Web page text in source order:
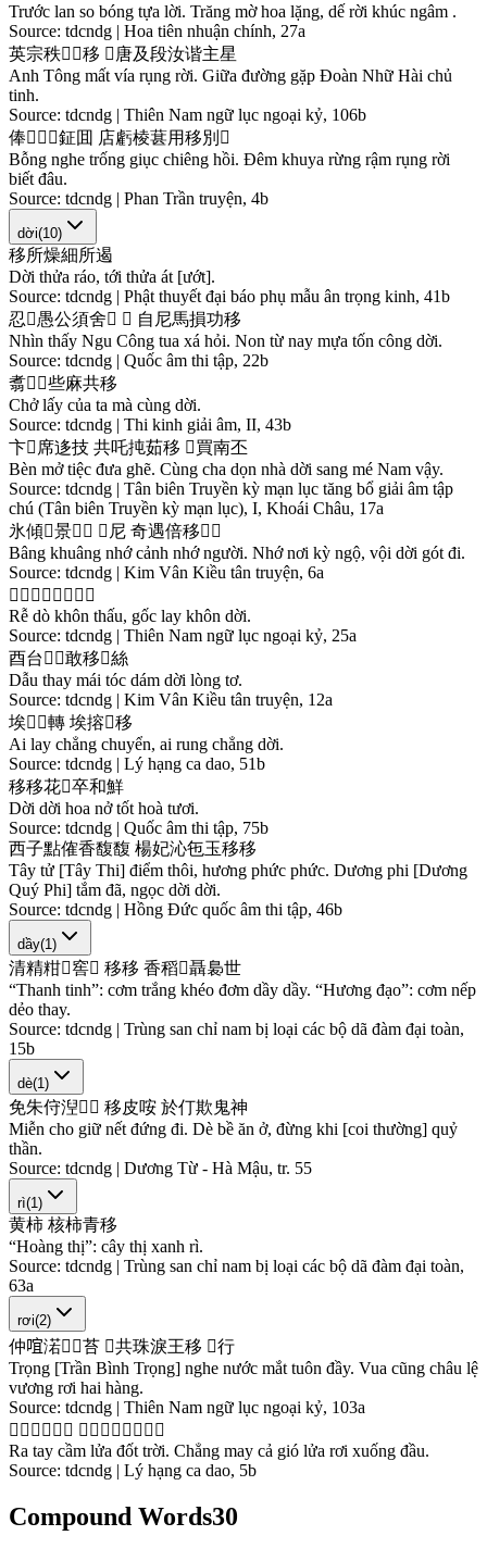
Trước lan so bóng tựa lời. Trăng mờ hoa lặng, dế rời khúc ngâm .
Source: tdcndg | Hoa tiên nhuận chính, 27a
英宗秩𤽶 𠖿移 𫡉 唐及段汝谐主星
Anh Tông mất vía rụng rời. Giữa đường gặp Đoàn Nhữ Hài chủ
tinh.
Source: tdcndg | Thiên Nam ngữ lục ngoại kỷ, 106b
俸𦖑 𤿰 𠽖鉦囬 店虧棱葚用移別 󰠲
Bỗng nghe trống giục chiêng hồi. Đêm khuya rừng rậm rụng rời
biết đâu.
Source: tdcndg | Phan Trần truyện, 4b
dời(10)
移所燥細所遏
Dời thửa ráo, tới thửa át [ướt].
Source: tdcndg | Phật thuyết đại báo phụ mẫu ân trọng kinh, 41b
忍𧡊愚公須舍𠳨 𡽫 自 尼馬損功移
Nhìn thấy Ngu Công tua xá hỏi. Non từ nay mựa tốn công dời.
Source: tdcndg | Quốc âm thi tập, 22b
翥𥙩 𧵑些麻共移
Chở lấy của ta mà cùng dời.
Source: tdcndg | Thi kinh giải âm, II, 43b
卞𩦓 席迻技 共吒扽茹移 𢀨買南丕
Bèn mở tiệc đưa ghẽ. Cùng cha dọn nhà dời sang mé Nam vậy.
Source: tdcndg | Tân biên Truyền kỳ mạn lục tăng bổ giải âm tập
chú (Tân biên Truyền kỳ mạn lục), I, Khoái Châu, 17a
氷傾𢖵景𢖵 𠊛 𢖵 尼 奇遇倍移𨃴 𠫾
Bâng khuâng nhớ cảnh nhớ người. Nhớ nơi kỳ ngộ, vội dời gót đi.
Source: tdcndg | Kim Vân Kiều tân truyện, 6a
𣑶 𠱋 坤 透 㭲 𢯦 坤 移
Rễ dò khôn thấu, gốc lay khôn dời.
Source: tdcndg | Thiên Nam ngữ lục ngoại kỷ, 25a
酉台 𠃅 𩯀敢移𢚸絲
Dẫu thay mái tóc dám dời lòng tơ.
Source: tdcndg | Kim Vân Kiều tân truyện, 12a
埃𢯦 𫽄轉 埃搈𫽄移
Ai lay chẳng chuyển, ai rung chẳng dời.
Source: tdcndg | Lý hạng ca dao, 51b
移移花𦬑卒和鮮
Dời dời hoa nở tốt hoà tươi.
Source: tdcndg | Quốc âm thi tập, 75b
西子點傕香馥馥 楊妃沁㐌玉移移
Tây tử [Tây Thi] điểm thôi, hương phức phức. Dương phi [Dương
Quý Phi] tắm đã, ngọc dời dời.
Source: tdcndg | Hồng Đức quốc âm thi tập, 46b
dầy(1)
清精粓󰺔窖󰝡 移移 香稻𩚵聶裊世
“Thanh tinh”: cơm trắng khéo đơm dầy dầy. “Hương đạo”: cơm nếp
dẻo thay.
Source: tdcndg | Trùng san chỉ nam bị loại các bộ dã đàm đại toàn,
15b
dè(1)
免朱㑏湼𥪸 𠫾 移皮咹 於仃欺鬼神
Miễn cho giữ nết đứng đi. Dè bề ăn ở, đừng khi [coi thường] quỷ
thần.
Source: tdcndg | Dương Từ - Hà Mậu, tr. 55
rì(1)
黄柿 核柿青移
“Hoàng thị”: cây thị xanh rì.
Source: tdcndg | Trùng san chỉ nam bị loại các bộ dã đàm đại toàn,
63a
rơi(2)
仲𠵌渃𬑉 𣻆苔 𤤰共珠淚王移 𠄩行
Trọng [Trần Bình Trọng] nghe nước mắt tuôn đầy. Vua cũng châu lệ
vương rơi hai hàng.
Source: tdcndg | Thiên Nam ngữ lục ngoại kỷ, 103a
𫥨 𢬣 扲 焒 焠 𡗶 𫽄 𢆧 奇 𩙌 焒 移 𫴋 頭
Ra tay cầm lửa đốt trời. Chẳng may cả gió lửa rơi xuống đầu.
Source: tdcndg | Lý hạng ca dao, 5b
Compound Words30